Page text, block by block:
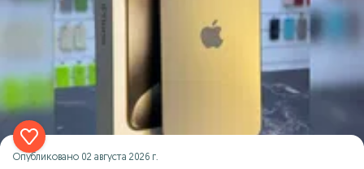
Опубликовано 02 августа 2026 г.